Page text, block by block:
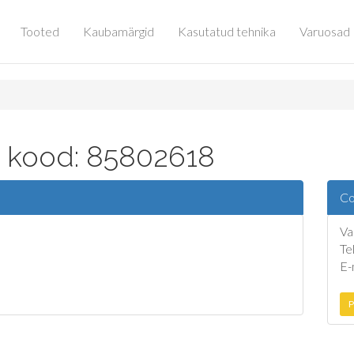
Tooted Kaubamärgid Kasutatud tehnika Varuosad
85802618